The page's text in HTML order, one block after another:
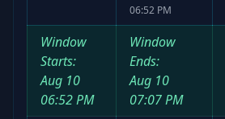
06:52 PM
Window
Starts:
Aug 10
06:52 PM
Window
Ends:
Aug 10
07:07 PM